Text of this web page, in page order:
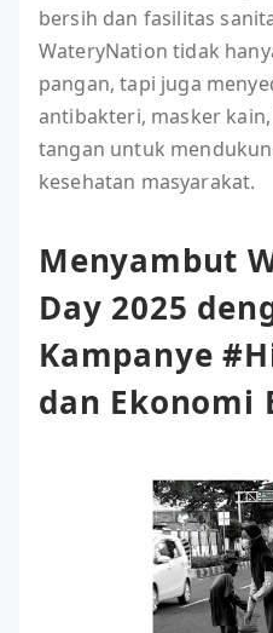
bersih dan fasilitas
WateryNation tidak
pangan, tapi juga
antibakteri, masker
tangan untuk
kesehatan masyarakat.
Menyambut
Day 2025
Kampanye
dan Ekonomi